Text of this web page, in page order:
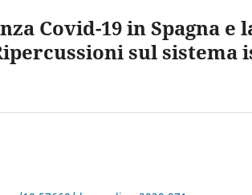
Covid-19 in Spagna
sul sistema